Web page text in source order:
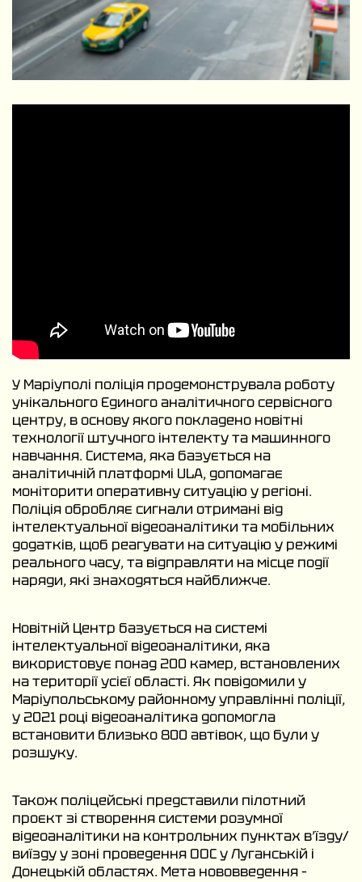
У Маріуполі поліція продемонструвала роботу
унікального Єдиного аналітичного сервісного
центру, в основу якого покладено новітні
технології штучного інтелекту та машинного
навчання. Система, яка базується на
аналітичній платформі ULA, допомагає
моніторити оперативну ситуацію у регіоні.
Поліція обробляє сигнали отримані від
інтелектуальної відеоаналітики та мобільних
додатків, щоб реагувати на ситуацію у режимі
реального часу, та відправляти на місце події
наряди, які знаходяться найближче.
Новітній Центр базується на системі
інтелектуальної відеоаналітики, яка
використовує понад 200 камер, встановлених
на території усієї області. Як повідомили у
Маріупольському районному управлінні поліції,
у 2021 році відеоаналітика допомогла
встановити близько 800 автівок, що були у
розшуку.
Також поліцейські представили пілотний
проєкт зі створення системи розумної
відеоаналітики на контрольних пунктах в’їзду/
виїзду у зоні проведення ООС у Луганській і
Донецькій областях. Мета нововведення –